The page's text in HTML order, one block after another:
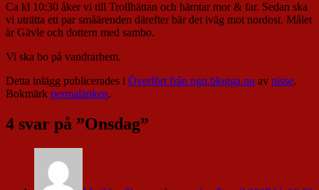
Ca kl 10:30 åker vi till Trollhättan och hämtar mor & far. Sedan ska
vi uträtta ett par småärenden därefter bär det iväg mot nordost. Målet
är Gävle och dottern med sambo.
Vi ska bo på vandrarhem.
Detta inlägg publicerades i Överfört från ngn.blogga.nu av nisse.
Bokmärk permalänken.
4 svar på ”Onsdag”